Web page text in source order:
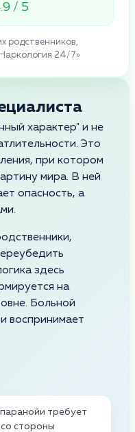
/ 5
родственников,
24/7»
характер" и не
Это
при котором
мира. В ней
опасность, а
здесь
на
Больной
воспринимает
требует
стороны